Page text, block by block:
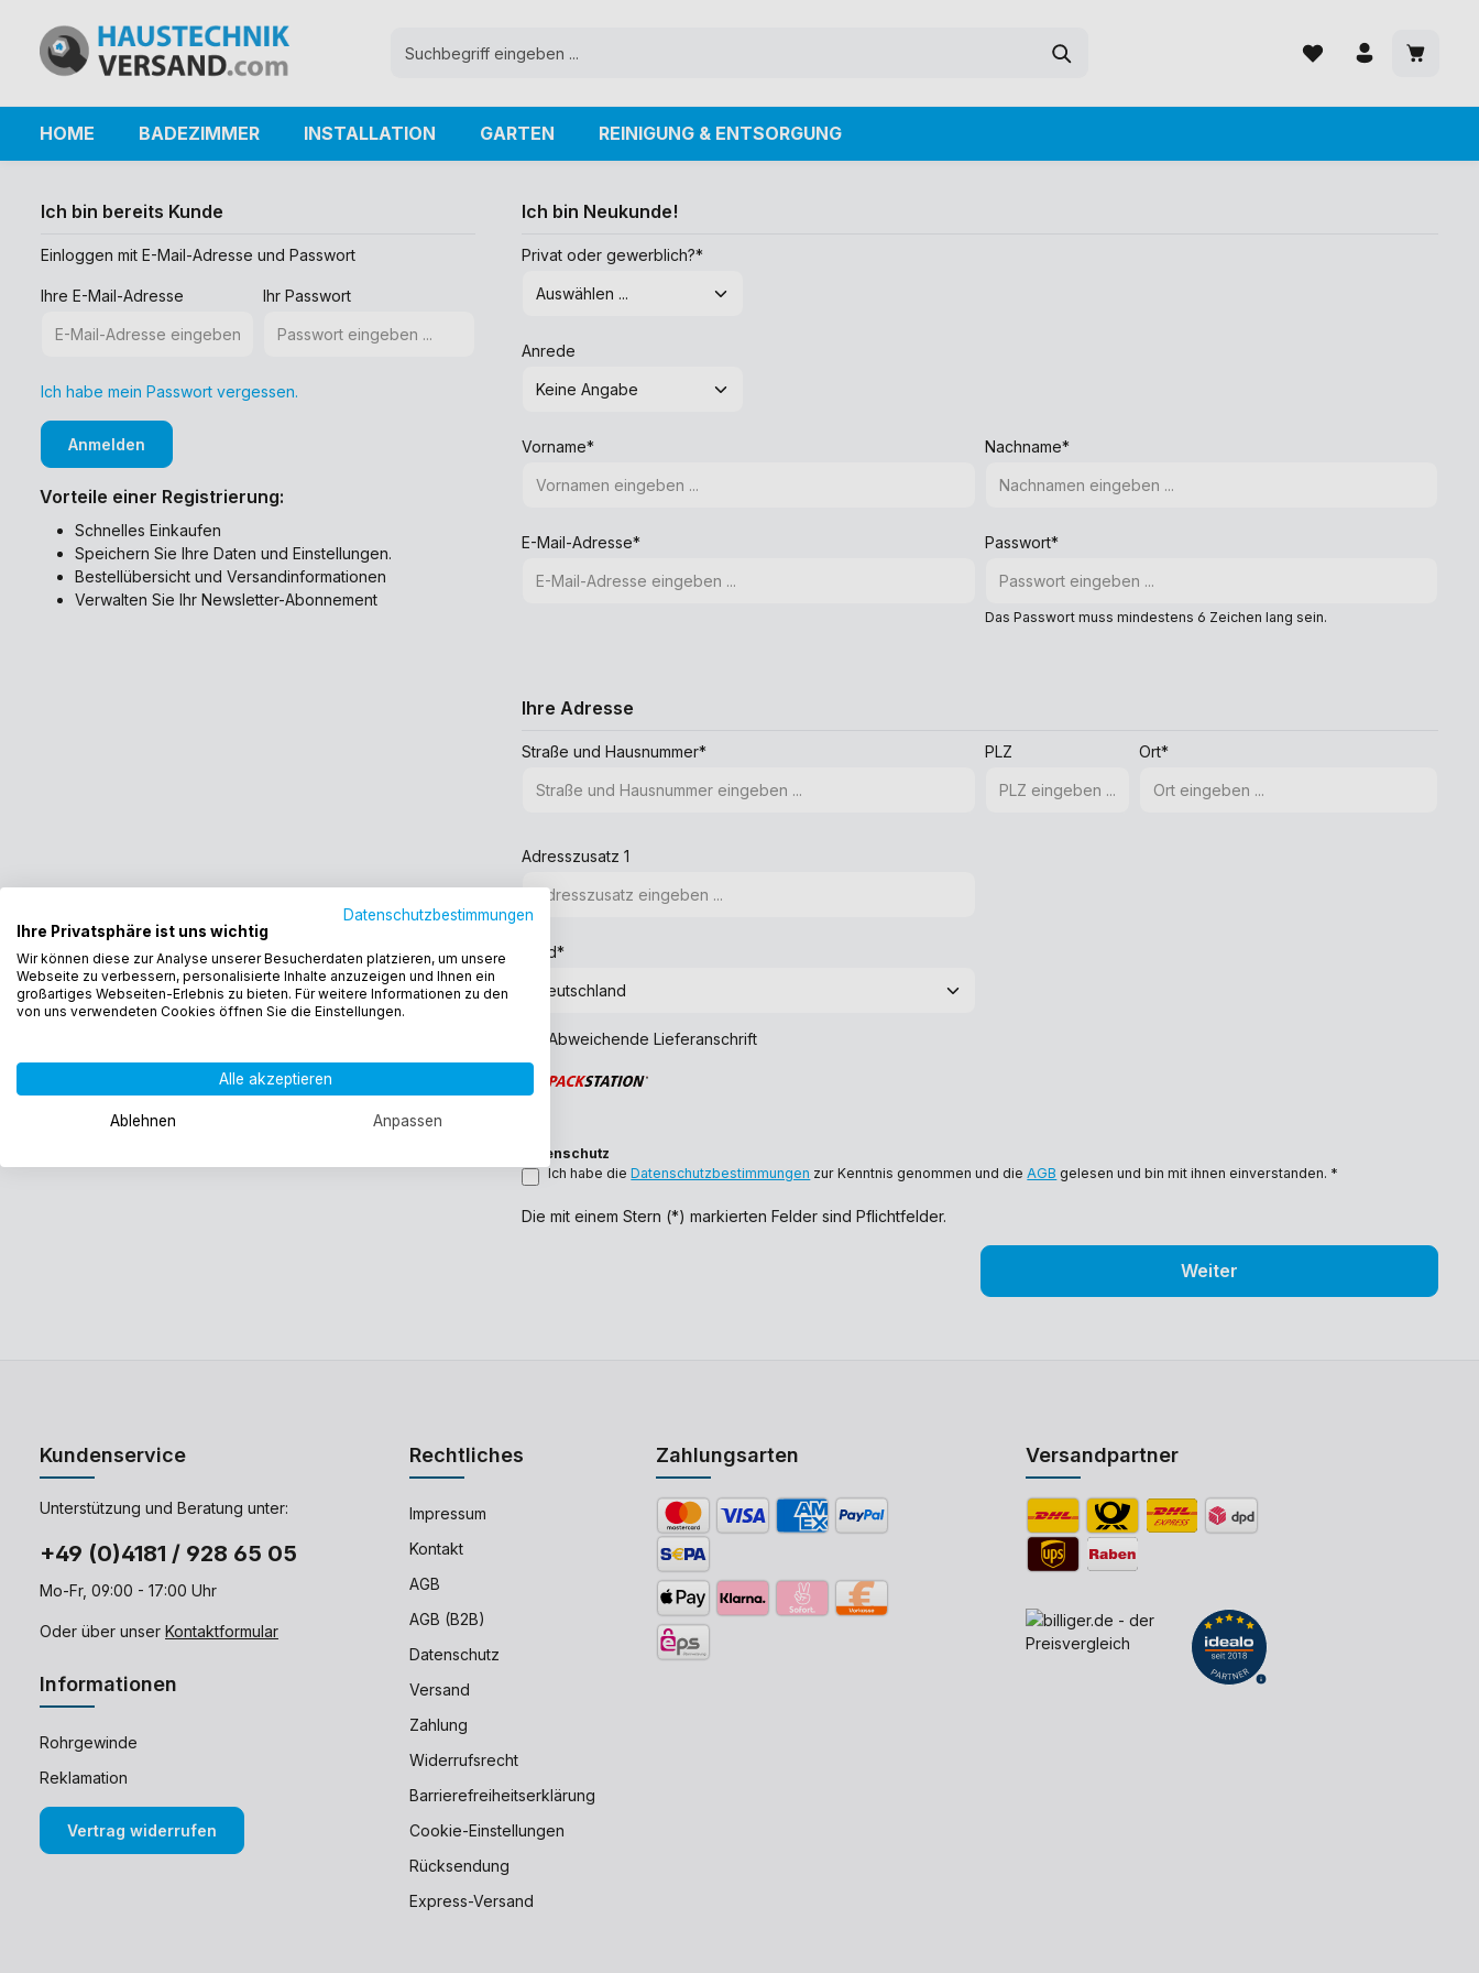
HOME BADEZIMMER INSTALLATION GARTEN REINIGUNG & ENTSORGUNG
Ich bin bereits Kunde
Einloggen mit E-Mail-Adresse und Passwort
Ihre E-Mail-Adresse Ihr Passwort
Ich habe mein Passwort vergessen.
Anmelden
Vorteile einer Registrierung:
Schnelles Einkaufen
Speichern Sie Ihre Daten und Einstellungen.
Bestellübersicht und Versandinformationen
Verwalten Sie Ihr Newsletter-Abonnement
Ich bin Neukunde!
Privat oder gewerblich?*
Anrede
Vorname* Nachname*
E-Mail-Adresse* Passwort*
Das Passwort muss mindestens 6 Zeichen lang sein.
Ihre Adresse
Straße und Hausnummer* PLZ Ort*
Adresszusatz 1
Land*
Abweichende Lieferanschrift
Datenschutz
Ich habe dieDatenschutzbestimmungen zur Kenntnis genommen und dieAGB gelesen und bin mit ihnen einverstanden. *
Die mit einem Stern (*) markierten Felder sind Pflichtfelder.
Weiter
Zahlungsarten Versandpartner
Kundenservice
Unterstützung und Beratung unter:
+49 (0)4181 / 928 65 05
Mo-Fr, 09:00 - 17:00 Uhr
Oder über unser Kontaktformular
Informationen
Rohrgewinde
Reklamation
Vertrag widerrufen
Rechtliches
Impressum
Kontakt
AGB
AGB (B2B)
Datenschutz
Versand
Zahlung
Widerrufsrecht
Barrierefreiheitserklärung
Cookie-Einstellungen
Rücksendung
Express-Versand
Datenschutzbestimmungen
Ihre Privatsphäre ist uns wichtig
Wir können diese zur Analyse unserer Besucherdaten platzieren, um unsere
Webseite zu verbessern, personalisierte Inhalte anzuzeigen und Ihnen ein
großartiges Webseiten-Erlebnis zu bieten. Für weitere Informationen zu den
von uns verwendeten Cookies öffnen Sie die Einstellungen.
Alle akzeptieren
Ablehnen Anpassen